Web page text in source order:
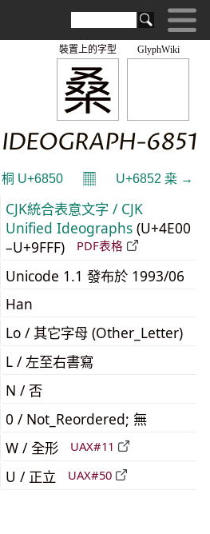
GlyphWiki
桑
裝置上的字型
6851
U+6850 𝄜 U+6852 桒 →
CJK統合表意文字 / CJK
Unified Ideographs (U+4E00
–U+9FFF)
PDF表格
Unicode 1.1 發布於 1993/06
Han
Lo / 其它字母 (Other_Letter)
L / 左至右書寫
N / 否
0 / Not_Reordered; 無
W / 全形 UAX#11
U / 正立 UAX#50